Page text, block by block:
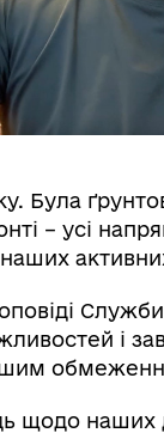
Була
– усі
і
щодо наших